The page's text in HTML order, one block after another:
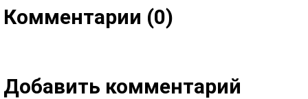
Комментарии (0)
Добавить комментарий